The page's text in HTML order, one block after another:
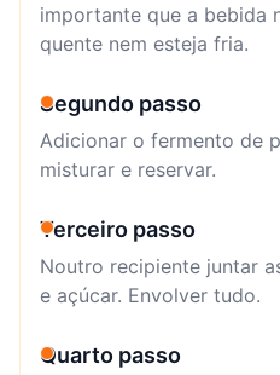
importante que a bebida
quente nem esteja fria.
Segundo passo
Adicionar o fermento de
misturar e reservar.
Terceiro passo
Noutro recipiente juntar
e açúcar. Envolver tudo.
Quarto passo